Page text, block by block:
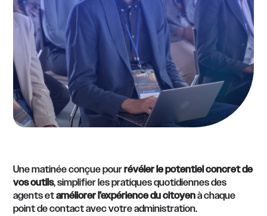
Une matinée conçue pourrévéler le potentiel concret de
vos outils, simplifier les pratiques quotidiennes des
agents etaméliorer l’expérience du citoyenà chaque
point de contact avec votre administration.